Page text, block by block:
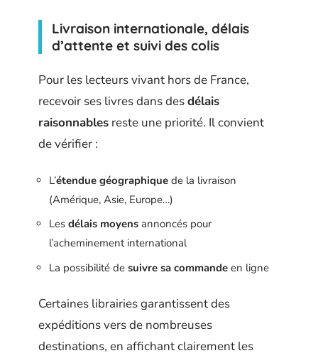
Livraison internationale, délais
d’attente et suivi des colis
Pour les lecteurs vivant hors de France,
recevoir ses livres dans desdélais
raisonnables reste une priorité. Il convient
de vérifier :
L’étendue géographique de la livraison
(Amérique, Asie, Europe…)
Les délais moyens annoncés pour
l’acheminement international
La possibilité de suivre sa commande en ligne
Certaines librairies garantissent des
expéditions vers de nombreuses
destinations, en affichant clairement les